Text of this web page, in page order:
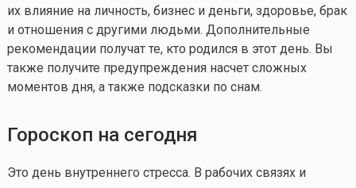
их влияние на личность, бизнес и деньги, здоровье, брак
и отношения с другими людьми. Дополнительные
рекомендации получат те, кто родился в этот день. Вы
также получите предупреждения насчет сложных
моментов дня, а также подсказки по снам.
Гороскоп на сегодня
Это день внутреннего стресса. В рабочих связях и